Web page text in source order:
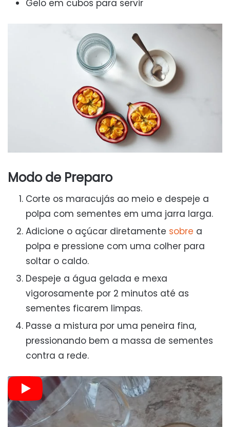
Gelo em cubos para servir
Modo de Preparo
Corte os maracujás ao meio e despeje a
polpa com sementes em uma jarra larga.
Adicione o açúcar diretamente sobre a
polpa e pressione com uma colher para
soltar o caldo.
Despeje a água gelada e mexa
vigorosamente por 2 minutos até as
sementes ficarem limpas.
Passe a mistura por uma peneira fina,
pressionando bem a massa de sementes
contra a rede.